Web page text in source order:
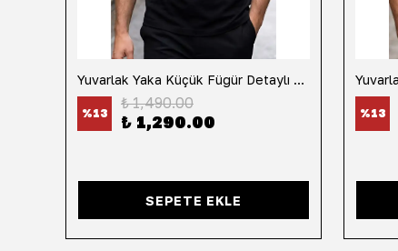
Yuvarlak Yaka Küçük Fügür Detaylı Tişört-Siyah
%13
₺ 1,490.00
₺ 1,290.00
SEPETE EKLE
%13